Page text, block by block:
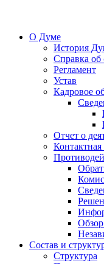
О Думе
История
Справка об
Регламент
Устав
Кадровое
Отчет о
Состав и
Структура